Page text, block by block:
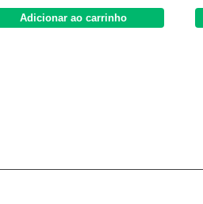
Adicionar ao carrinho